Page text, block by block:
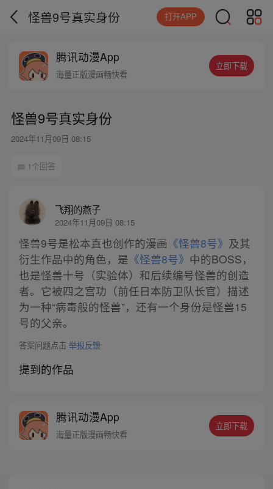
怪兽9号真实身份 打开APP
腾讯动漫App
海量正版漫画畅快看
立即下载
怪兽9号真实身份
2024年11月09日 08:15
1个回答
飞翔的燕子
2024年11月09日 08:15
怪兽9号是松本直也创作的漫画 《怪兽8号》 及其
衍生作品中的角色，是 《怪兽8号》 中的BOSS，
也是怪兽十号（实验体）和后续编号怪兽的创造
者。它被四之宫功（前任日本防卫队长官）描述
为一种“病毒般的怪兽”，还有一个身份是怪兽15
号的父亲。
答案问题点击 举报反馈
提到的作品
腾讯动漫App
海量正版漫画畅快看
立即下载